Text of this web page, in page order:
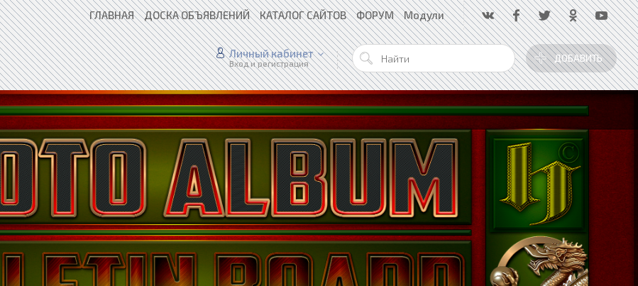
ГЛАВНАЯ ДОСКА ОБЪЯВЛЕНИЙ КАТАЛОГ САЙТОВ ФОРУМ Модули
ДОБАВИТЬ
Личный кабинет
Вход и регистрация